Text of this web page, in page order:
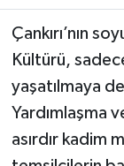
Çankırı’nın
Kültürü,
yaşatılmaya
Yardımlaşma
asırdır kadim
VEFAT
BÖLGE